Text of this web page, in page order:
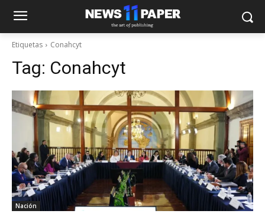
Etiquetas Conahcyt
Tag: Conahcyt
Nación